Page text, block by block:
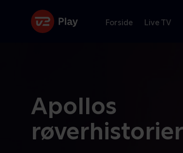
Forside Live TV
Apollos
røverhistorier